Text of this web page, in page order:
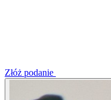
Złóż podanie